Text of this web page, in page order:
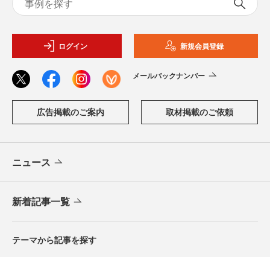
ログイン 新規会員登録
メールバックナンバー
広告掲載のご案内 取材掲載のご依頼
ニュース
新着記事一覧
テーマから記事を探す